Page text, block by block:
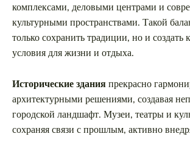
комплексами, деловыми центрами и
культурными пространствами. Такой
только сохранить традиции, но и создать
условия для жизни и отдыха.
Исторические зданияпрекрасно
архитектурными решениями, создавая
городской ландшафт. Музеи, театры и
сохраняя связи с прошлым, активно